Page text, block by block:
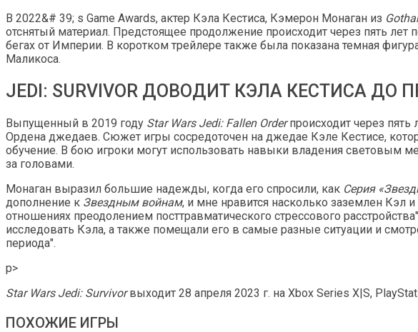
В 2022&# 39; s Game Awards, актер Кэла Кестиса, Кэмерон Монаган из
отснятый материал. Предстоящее продолжение происходит через пять лет
бегах от Империи. В коротком трейлере также была показана темная
Маликоса.
JEDI: SURVIVOR ДОВОДИТ КЭЛА КЕСТИСА ДО
Выпущенный в 2019 году Star Wars Jedi: Fallen Orderпроисходит через пять
Ордена джедаев. Сюжет игры сосредоточен на джедае Кэле Кестисе,
обучение. В бою игроки могут использовать навыки владения
за головами.
Монаган выразил большие надежды, когда его спросили, как Серия
дополнение к Звездным войнам, и мне нравится насколько заземлен Кэл и
отношениях преодолением посттравматического стрессового
исследовать Кэла, а также помещали его в самые разные ситуации и
периода".
p>
Star Wars Jedi: Survivorвыходит 28 апреля 2023 г. на Xbox Series X|S,
ПОХОЖИЕ ИГРЫ